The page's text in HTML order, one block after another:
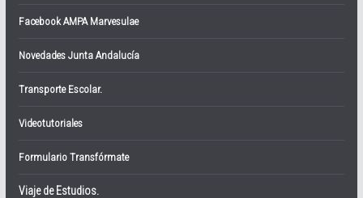
Facebook AMPA Marvesulae
Novedades Junta Andalucía
Transporte Escolar.
Videotutoriales
Formulario Transfórmate
Viaje de Estudios.